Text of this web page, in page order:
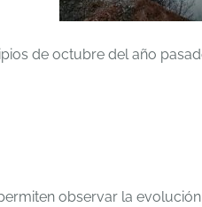
de octubre del año
observar la